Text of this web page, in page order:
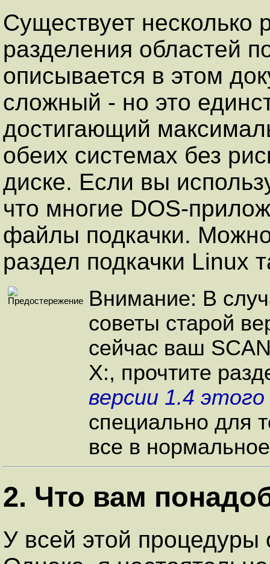
Существует несколько
разделения областей
описывается в этом
сложный - но это
достигающий
обеих системах без
диске. Если вы
что многие DOS-
файлы подкачки. Можно
раздел подкачки Linux
Внимание: В
советы старой
сейчас ваш
X:, прочтите
версии 1.4
специально для
все в
2. Что вам
У всей этой процедуры